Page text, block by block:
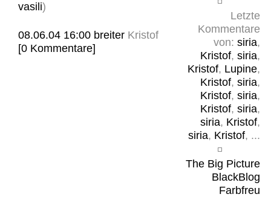
Letzte
Kommentare
von: siria,
Kristof, siria,
Kristof, Lupine,
Kristof, siria,
Kristof, siria,
Kristof, siria,
siria, Kristof,
siria, Kristof, ...
The Big Picture
BlackBlog
Farbfreu
vasili)
08.06.04 16:00 breiter Kristof
[0 Kommentare]